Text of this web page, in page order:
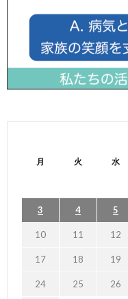
月 火 水
3 4 5
10 11 12
17 18 19
24 25 26